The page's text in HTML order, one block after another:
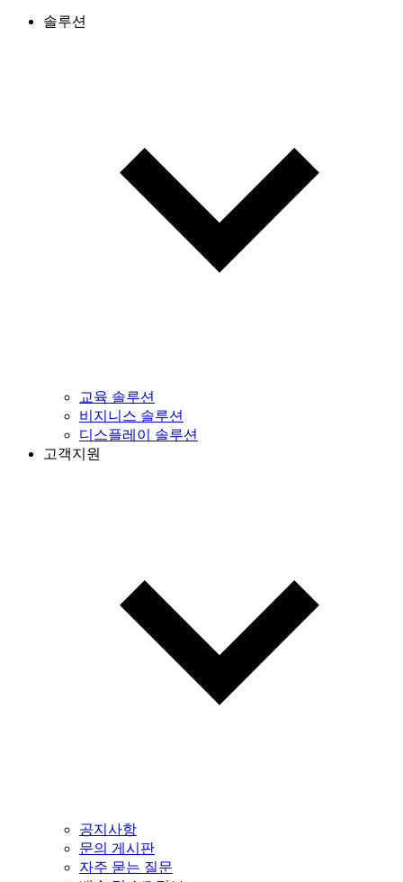
솔루션
교육 솔루션
비지니스 솔루션
디스플레이 솔루션
고객지원
공지사항
문의 게시판
자주 묻는 질문